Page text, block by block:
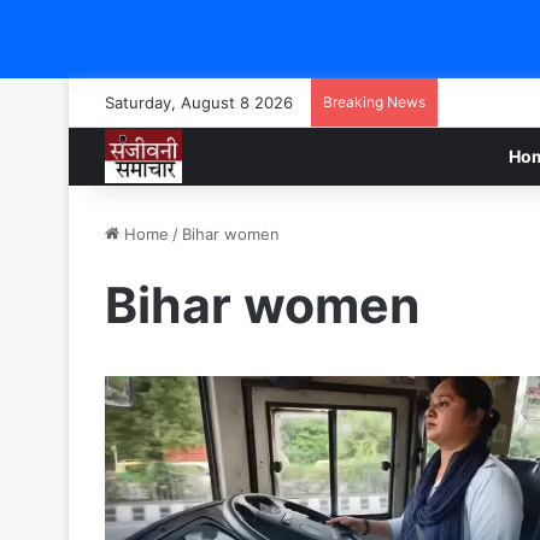
Saturday, August 8 2026 Breaking News
Home / Bihar women
Bihar women